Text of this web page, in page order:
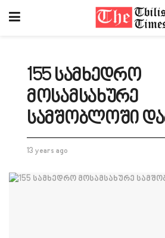
155 სამხედრო
მოსამსახურე
სამშობლოში
13 years ago